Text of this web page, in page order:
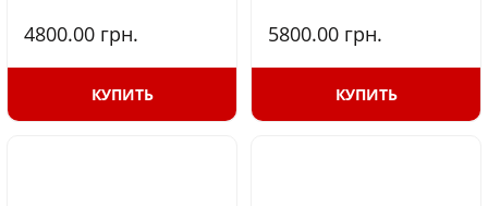
4800.00 грн.
КУПИТЬ
5800.00 грн.
КУПИТЬ